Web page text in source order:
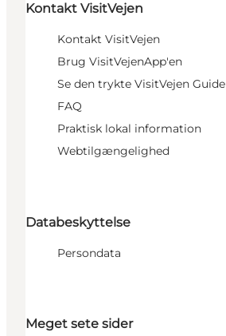
Kontakt VisitVejen
Kontakt VisitVejen
Brug VisitVejenApp'en
Se den trykte VisitVejen Guide
FAQ
Praktisk lokal information
Webtilgængelighed
Databeskyttelse
Persondata
Meget sete sider